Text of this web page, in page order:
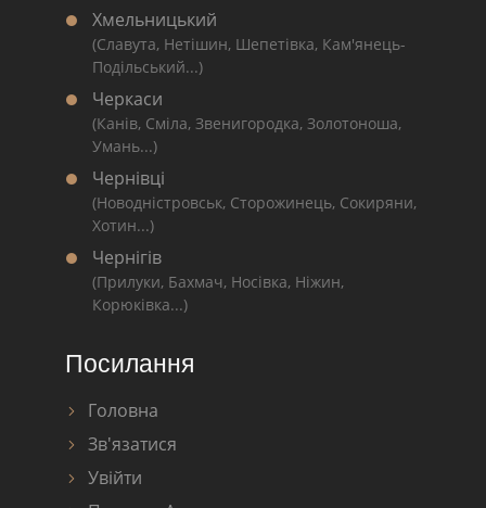
Хмельницький
(Славута, Нетішин, Шепетівка, Кам'янець-
Подільський...)
Черкаси
(Канів, Сміла, Звенигородка, Золотоноша,
Умань...)
Чернівці
(Новодністровськ, Сторожинець, Сокиряни,
Хотин...)
Чернігів
(Прилуки, Бахмач, Носівка, Ніжин,
Корюківка...)
Посилання
Головна
Зв'язатися
Увійти